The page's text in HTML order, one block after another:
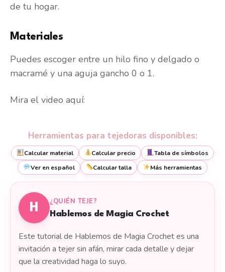
de tu hogar.
Materiales
Puedes escoger entre un hilo fino y delgado o
macramé y una aguja gancho 0 o 1.
Mira el video aquí:
Herramientas para tejedoras disponibles:
Calcular material Calcular precio
Tabla de símbolos
Ver en español
Calcular talla Más herramientas
H
¿QUIÉN TEJE?
Hablemos de Magia Crochet
Este tutorial de Hablemos de Magia Crochet es una
invitación a tejer sin afán, mirar cada detalle y dejar
que la creatividad haga lo suyo.